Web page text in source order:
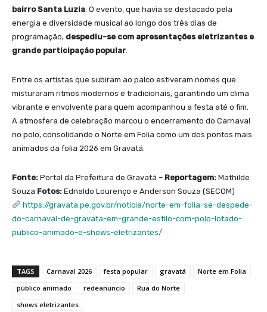
bairro Santa Luzia . O evento, que havia se destacado pela
energia e diversidade musical ao longo dos três dias de
programação, despediu-se com apresentações eletrizantes e
grande participação popular
Entre os artistas que subiram ao palco estiveram nomes que
misturaram ritmos modernos e tradicionais, garantindo um clima
vibrante e envolvente para quem acompanhou a festa até o fim.
A atmosfera de celebração marcou o encerramento do Carnaval
no polo, consolidando o Norte em Folia como um dos pontos mais
animados da folia 2026 em Gravatá.
Fonte: Portal da Prefeitura de Gravatá – Reportagem: Mathilde
Souza Fotos: Ednaldo Lourenço e Anderson Souza (SECOM)
https://gravata.pe.gov.br/noticia/norte-em-folia-se-despede-
do-carnaval-de-gravata-em-grande-estilo-com-polo-lotado-
publico-animado-e-shows-eletrizantes/
TAGS Carnaval 2026 festa popular gravatá
Norte em Folia
público animado
redeanuncio
Rua do Norte
shows eletrizantes